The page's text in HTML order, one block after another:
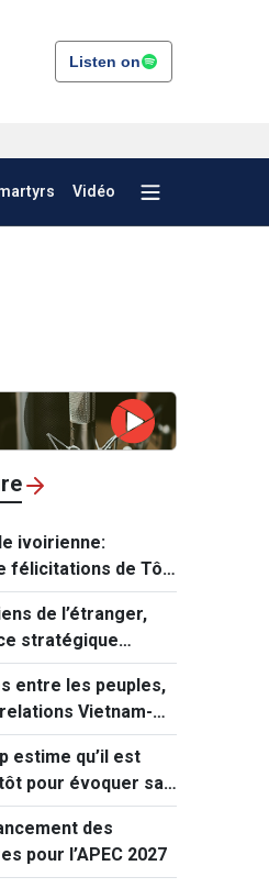
Listen on
Vidéo
ivoirienne:
félicitations de Tô
Hoài Trung
de l’étranger,
stratégique
au
de la puissance
entre les peuples,
Vietnam-
estime qu’il est
pour évoquer sa
des
pour l’APEC 2027